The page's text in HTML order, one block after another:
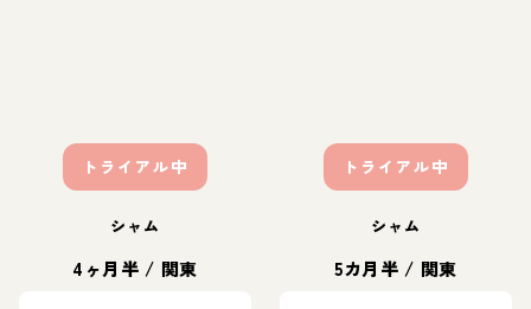
トライアル中
シャム
4ヶ月半 / 関東
トライアル中
シャム
5カ月半 / 関東